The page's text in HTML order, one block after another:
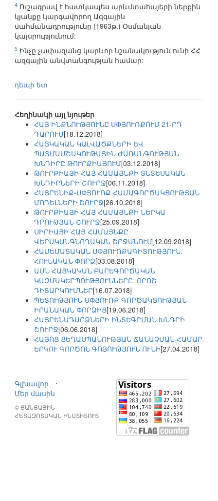
4 Ուշագրավ է հատկապես արևմտահայերի ներքին
կյանքը կարգավորող Ազգային
սահմանադրությունը (1963թ.) Օսմանյան
կայսրությունում:
5 Ինչը չափազանց կարևոր նշանակություն ունի ՀՀ
ազգային անվտանգության համար:
դեպի ետ
Հեղինակի այլ նյութեր
ՀԱՅ ԻՆՔՆՈՒԹՅՈՒՆԸ ՍՓՅՈՒՌՔՈՒՄ 21-ՐԴ
ԴԱՐՈՒՄ[18.12.2018]
ՀԱՅԿԱԿԱՆ ԿԱԼՎԱԾՔՆԵՐԻ ԵՎ
ՊԱՏՄԱՄՇԱԿՈՒԹԱՅԻՆ ԺԱՌԱՆԳՈՒԹՅԱՆ
ԽՆԴԻՐԸ ԹՈՒՐՔԻԱՅՈՒՄ[03.12.2018]
ԹՈՒՐՔԻԱՅԻ ՀԱՅ ՀԱՄԱՅՆՔԻ ՏՆՏԵՍԱԿԱՆ
ԽՆԴԻՐՆԵՐԻ ՇՈՒՐՋ[06.11.2018]
ՀԱՅՐԵՆԻՔ-ՍՓՅՈՒՌՔ ՀԱՄԱԳՈՐԾԱԿՑՈՒԹՅԱՆ
ՄՈԴԵԼՆԵՐԻ ՇՈՒՐՋ[26.10.2018]
ԹՈՒՐՔԻԱՅԻ ՀԱՅ ՀԱՄԱՅՆՔԻ ՆԵՐԿԱ
ԴՐՈՒԹՅԱՆ ՇՈՒՐՋ[25.09.2018]
ՍԻՐԻԱՅԻ ՀԱՅ ՀԱՄԱՅՆՔԸ
ՎԵՐԱԿԱՆԳՆՈՂԱԿԱՆ ՇՐՋԱՆՈՒՄ[12.09.2018]
ՀԱՄԵՄԱՏԱԿԱՆ ՍՓՅՈՒՌՔԱԳԻՏՈՒԹՅՈՒՆ.
ՀՈՒՆԱԿԱՆ ՓՈՐՁ[03.08.2018]
ԱՄՆ ՀԱՅԿԱԿԱՆ ԲԱՐԵԳՈՐԾԱԿԱՆ
ԿԱԶՄԱԿԵՐՊՈՒԹՅՈՒՆՆԵՐԸ. ՈՐՈՇ
ԴԻՏԱՐԿՈՒՄՆԵՐ[16.07.2018]
ՊԵՏՈՒԹՅՈՒՆ-ՍՓՅՈՒՌՔ ԳՈՐԾԱԿՑՈՒԹՅԱՆ
ԻՐԱՆԱԿԱՆ ՓՈՐՁԻՑ[19.06.2018]
ՀԱՅՐԵՆԱԴԱՐՁՆԵՐԻ ԻՆՏԵԳՐՄԱՆ ԽՆԴՐԻ
ՇՈՒՐՋ[06.06.2018]
ՀԱՅՈՑ ՑԵՂԱՍՊԱՆՈՒԹՅԱՆ ՃԱՆԱՉՄԱՆ ՀԱՄԱՐ
ԵՐԿՈՒ ԳՈՐԾՈՆ ԳՈՅՈՒԹՅՈՒՆ ՈՒՆԻ[27.04.2018]
Գլխավոր
⋅
Մեր մասին
© ՑԱՆՑԱՅԻՆ
ՀԵՏԱԶՈՏԱԿԱՆ ԻՆՍՏԻՏՈՒՏ